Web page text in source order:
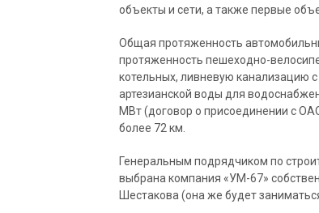
объекты и сети, а также первые
Общая протяженность
протяженность пешеходно-
котельных, ливневую канализацию
артезианской воды для
МВт (договор о присоединении с
более 72 км.
Генеральным подрядчиком по
выбрана компания «УМ-67»
Шестакова (она же будет